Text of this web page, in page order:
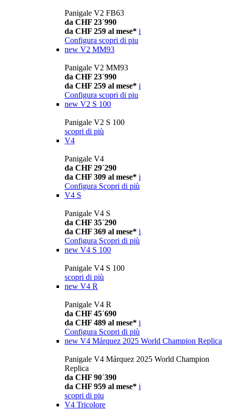
Panigale V2 FB63
da CHF 23´990
da CHF 259 al mese* i
Configura scopri di piu
new V2 MM93
Panigale V2 MM93
da CHF 23´990
da CHF 259 al mese* i
Configura scopri di piu
new V2 S 100
Panigale V2 S 100
scopri di più
V4
Panigale V4
da CHF 29´290
da CHF 309 al mese* i
Configura Scopri di più
V4 S
Panigale V4 S
da CHF 35´290
da CHF 369 al mese* i
Configura Scopri di più
new V4 S 100
Panigale V4 S 100
scopri di più
new V4 R
Panigale V4 R
da CHF 45´690
da CHF 489 al mese* i
Configura Scopri di più
new V4 Márquez 2025 World Champion Replica
Panigale V4 Márquez 2025 World Champion
Replica
da CHF 90´390
da CHF 959 al mese* i
scopri di piu
V4 Tricolore